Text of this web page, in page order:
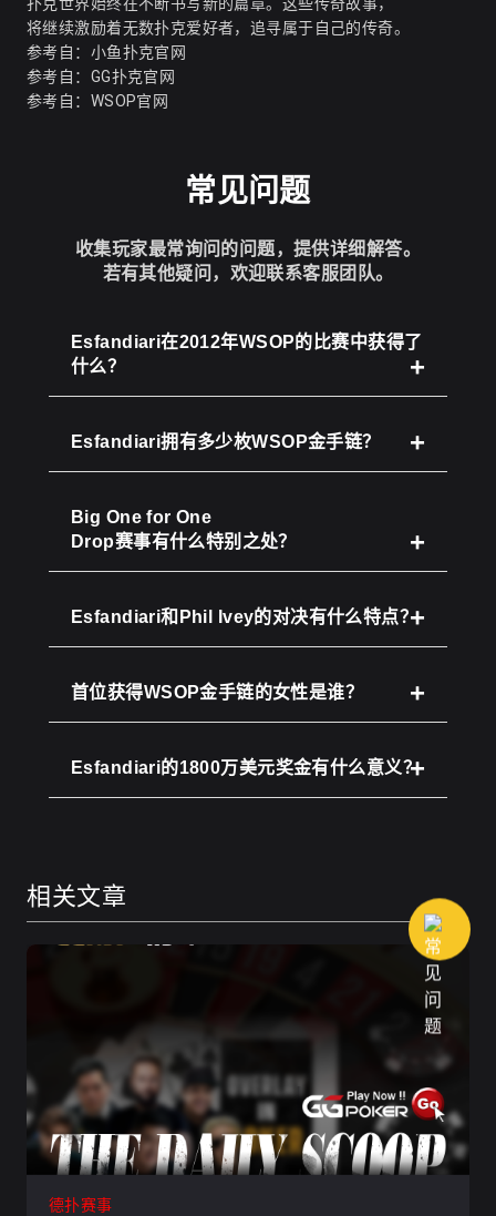
将继续激励着无数扑克爱好者，追寻属于自己的传奇。
参考自： 小鱼扑克官网
参考自： GG扑克官网
参考自： WSOP官网
常见问题
收集玩家最常询问的问题，提供详细解答。
若有其他疑问，欢迎联系客服团队。
Esfandiari在2012年WSOP的比赛中获得了
什么？
Esfandiari拥有多少枚WSOP金手链？
Big One for One
Drop赛事有什么特别之处？
Esfandiari和Phil Ivey的对决有什么特点？
首位获得WSOP金手链的女性是谁？
Esfandiari的1800万美元奖金有什么意义？
相关文章
德扑赛事